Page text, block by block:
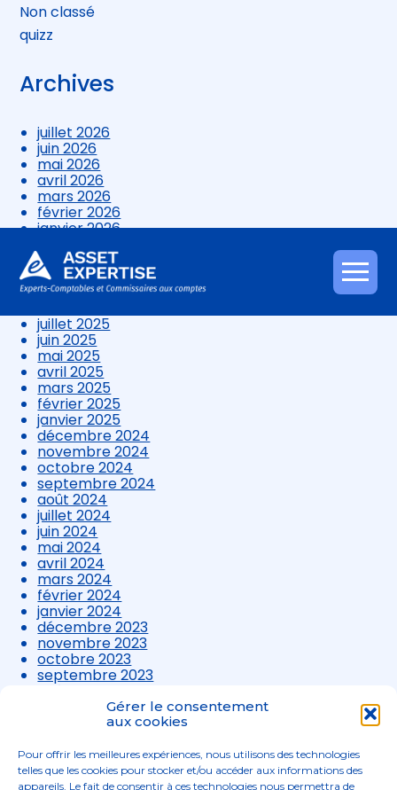
Gérer le consentement
aux cookies
Pour offrir les meilleures expériences, nous utilisons des technologies
telles que les cookies pour stocker et/ou accéder aux informations des
appareils. Le fait de consentir à ces technologies nous permettra de
Aller
au
Non classé
quizz
Archives
juillet 2026
juin 2026
mai 2026
avril 2026
mars 2026
février 2026
janvier 2026
novembre 2025
octobre 2025
septembre 2025
juillet 2025
juin 2025
mai 2025
avril 2025
mars 2025
février 2025
janvier 2025
décembre 2024
novembre 2024
octobre 2024
septembre 2024
août 2024
juillet 2024
juin 2024
mai 2024
avril 2024
mars 2024
février 2024
janvier 2024
décembre 2023
novembre 2023
octobre 2023
septembre 2023
août 2023
juillet 2023
avril 2023
mars 2023